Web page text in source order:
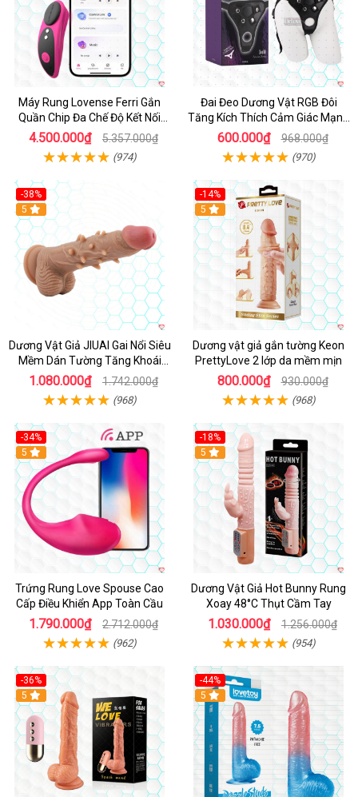
Máy Rung Lovense Ferri Gắn
Quần Chip Đa Chế Độ Kết Nối
App
4.500.000₫ 5.357.000₫
(974)
Đai Đeo Dương Vật RGB Đôi
Tăng Kích Thích Cảm Giác Mạnh
Mẽ
600.000₫ 968.000₫
(970)
-38%
5
Dương Vật Giả JIUAI Gai Nổi Siêu
Mềm Dán Tường Tăng Khoái
Cảm
1.080.000₫ 1.742.000₫
(968)
-14%
5
Dương vật giả gắn tường Keon
PrettyLove 2 lớp da mềm mịn
800.000₫ 930.000₫
(968)
-34%
5
Trứng Rung Love Spouse Cao
Cấp Điều Khiển App Toàn Cầu
1.790.000₫ 2.712.000₫
(962)
-18%
Hot
5
Dương Vật Giả Hot Bunny Rung
Xoay 48°C Thụt Cầm Tay
1.030.000₫ 1.256.000₫
(954)
-36%
5
-44%
Hot
5